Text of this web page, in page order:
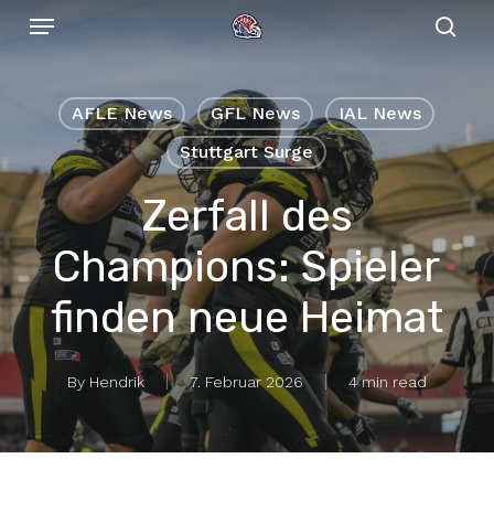
Skip
content
Menu
AFLE News GFL News
IAL News
Stuttgart Surge
Zerfall des
Champions: Spieler
finden neue Heimat
By Hendrik 7. Februar 2026 4 min read